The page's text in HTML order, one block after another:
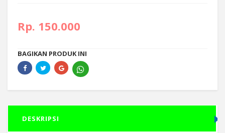
Rp. 150.000
BAGIKAN PRODUK INI
DESKRIPSI